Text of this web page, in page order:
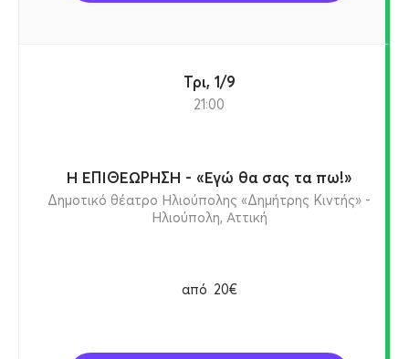
Τρι, 1/9
21:00
Η ΕΠΙΘΕΩΡΗΣΗ - «Εγώ θα σας τα πω!»
Δημοτικό θέατρο Ηλιούπολης «Δημήτρης Κιντής» -
Ηλιούπολη, Αττική
από 20€